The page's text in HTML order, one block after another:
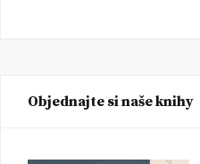
Objednajte si naše knihy